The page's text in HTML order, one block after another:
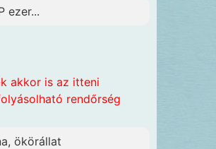
ezer...
akkor is az itteni
rendőrség
ökörállat